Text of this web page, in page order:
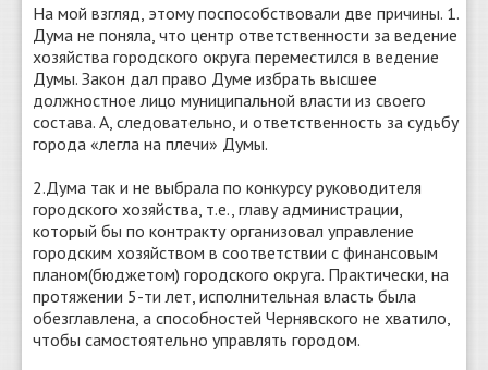
На мой взгляд, этому поспособствовали две причины. 1.
Дума не поняла, что центр ответственности за ведение
хозяйства городского округа переместился в ведение
Думы. Закон дал право Думе избрать высшее
должностное лицо муниципальной власти из своего
состава. А, следовательно, и ответственность за судьбу
города «легла на плечи» Думы.
2.Дума так и не выбрала по конкурсу руководителя
городского хозяйства, т.е., главу администрации,
который бы по контракту организовал управление
городским хозяйством в соответствии с финансовым
планом(бюджетом) городского округа. Практически, на
протяжении 5-ти лет, исполнительная власть была
обезглавлена, а способностей Чернявского не хватило,
чтобы самостоятельно управлять городом.